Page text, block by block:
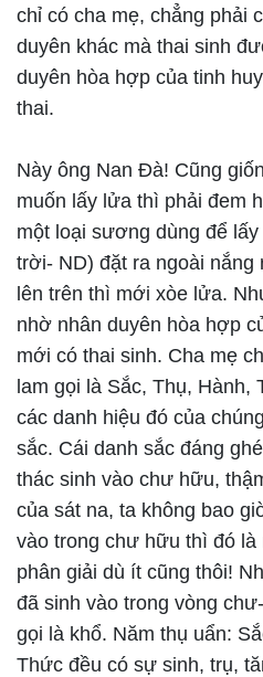
chỉ có cha mẹ, chẳng phải
duyên khác mà thai sinh
duyên hòa hợp của tinh
thai.
Này ông Nan Đà! Cũng
muốn lấy lửa thì phải đem
một loại sương dùng để
trời- ND) đặt ra ngoài nắng
lên trên thì mới xòe lửa.
nhờ nhân duyên hòa hợp
mới có thai sinh. Cha mẹ
lam gọi là Sắc, Thụ,
các danh hiệu đó của
sắc. Cái danh sắc đáng
thác sinh vào chư hữu,
của sát na, ta không bao
vào trong chư hữu thì đó
phân giải dù ít cũng thôi!
đã sinh vào trong vòng
gọi là khổ. Năm thụ uẩn:
Thức đều có sự sinh, trụ,